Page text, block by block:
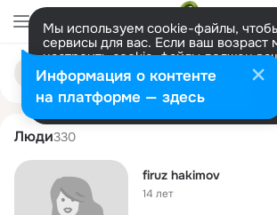
Мы используем cookie-файлы,
сервисы для вас. Если ваш возраст
настроить cookie-файлы должен
представитель. Больше
Разрешить все Настроить
Поиск
людям
firuz khakimov
Люди330
firuz hakimov
14 лет
Информация о контенте
на платформе — здесь